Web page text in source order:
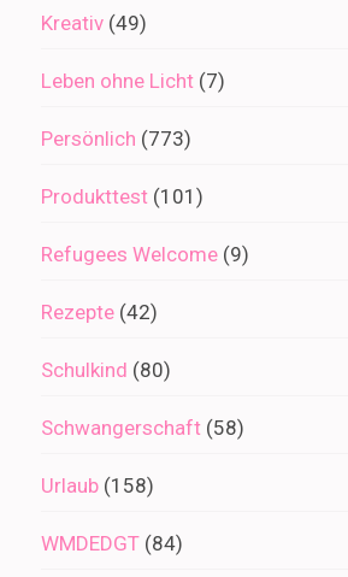
Kreativ (49)
Leben ohne Licht (7)
Persönlich (773)
Produkttest (101)
Refugees Welcome (9)
Rezepte (42)
Schulkind (80)
Schwangerschaft (58)
Urlaub (158)
WMDEDGT (84)